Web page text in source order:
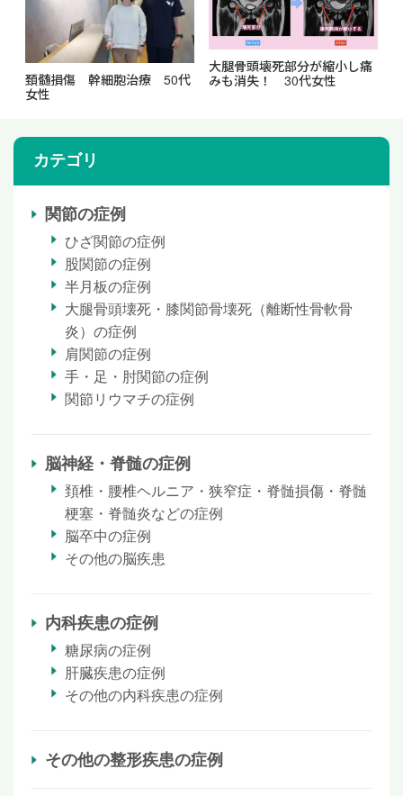
頚髄損傷 幹細胞治療 50代
女性
大腿骨頭壊死部分が縮小し痛
みも消失！ 30代⼥性
カテゴリ
関節の症例
ひざ関節の症例
股関節の症例
半月板の症例
大腿骨頭壊死・膝関節骨壊死（離断性骨軟骨
炎）の症例
肩関節の症例
手・足・肘関節の症例
関節リウマチの症例
脳神経・脊髄の症例
頚椎・腰椎ヘルニア・狭窄症・脊髄損傷・脊髄
梗塞・脊髄炎などの症例
脳卒中の症例
その他の脳疾患
内科疾患の症例
糖尿病の症例
肝臓疾患の症例
その他の内科疾患の症例
その他の整形疾患の症例